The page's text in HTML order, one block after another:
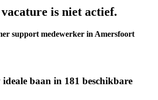
vacature is niet actief.
support medewerker in Amersfoort
baan in 181 beschikbare